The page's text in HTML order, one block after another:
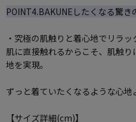
POINT4.BAKUNEしたくなる驚き
・究極の肌触りと着心地でリラッ
肌に直接触れるからこそ、肌触
地を実現。
ずっと着ていたくなるような心地
【サイズ詳細(cm)】